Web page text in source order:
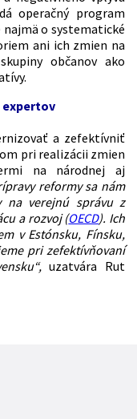
operačný program
o systematické
ani ich zmien na
občanov ako
expertov
a zefektívniť
pri realizácii zmien
na národnej aj
reformy sa nám
na verejnú správu z
a rozvoj (OECD). Ich
v Estónsku, Fínsku,
pri zefektívňovaní
uzatvára Rut